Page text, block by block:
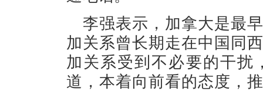
李强表示，加拿大是最
加关系曾长期走在中国同
加关系受到不必要的干扰
道，本着向前看的态度，